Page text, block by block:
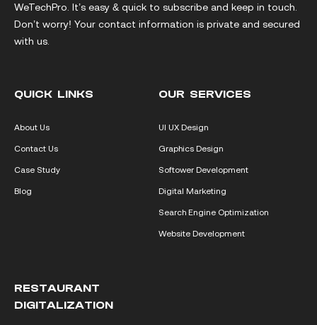
WeTechPro. It’s easy & quick to subscribe and keep in touch.
Don’t worry! Your contact information is private and secured
with us.
QUICK LINKS
About Us
Contact Us
Case Study
Blog
OUR SERVICES
UI UX Design
Graphics Design
Softower Development
Digital Marketing
Search Engine Optimization
Website Development
RESTAURANT
DIGITALIZATION